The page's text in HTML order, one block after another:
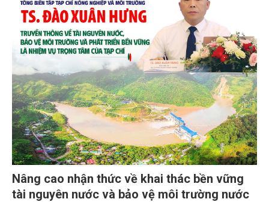
Nâng cao nhận thức về khai thác bền vững
tài nguyên nước và bảo vệ môi trường nước